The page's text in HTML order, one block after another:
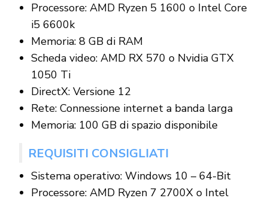
Processore: AMD Ryzen 5 1600 o Intel Core
i5 6600k
Memoria: 8 GB di RAM
Scheda video: AMD RX 570 o Nvidia GTX
1050 Ti
DirectX: Versione 12
Rete: Connessione internet a banda larga
Memoria: 100 GB di spazio disponibile
REQUISITI CONSIGLIATI
Sistema operativo: Windows 10 – 64-Bit
Processore: AMD Ryzen 7 2700X o Intel